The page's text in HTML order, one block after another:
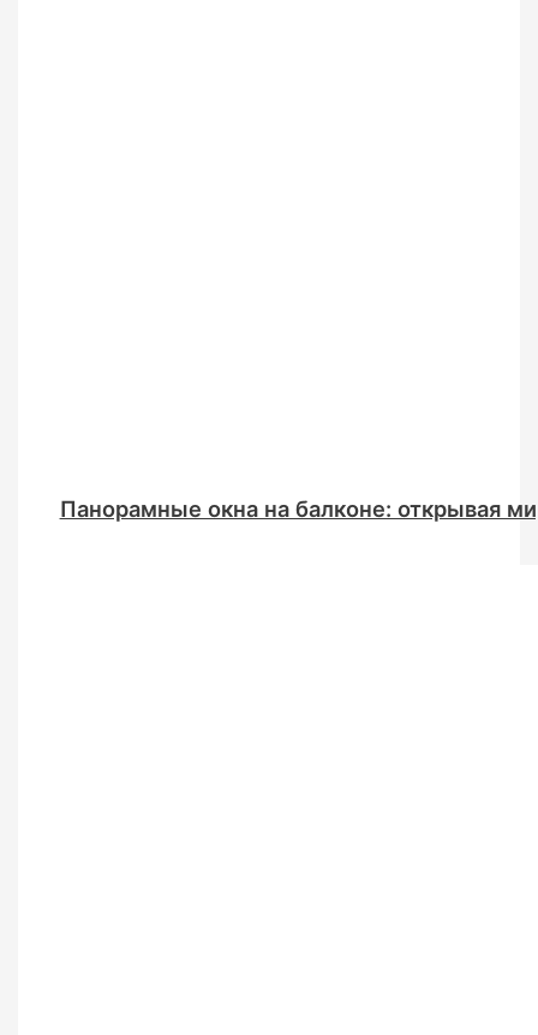
Панорамные окна на балконе: открывая